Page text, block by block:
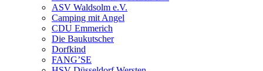
ASV Waldsolm e.V.
Camping mit Angel
CDU Emmerich
Die Baukutscher
Dorfkind
FANG’SE